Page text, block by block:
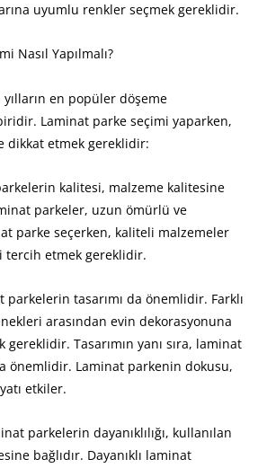
uyumlu renkler seçmek gereklidir.
Nasıl Yapılmalı?
en popüler döşeme
Laminat parke seçimi yaparken,
dikkat etmek gereklidir:
kalitesi, malzeme kalitesine
parkeler, uzun ömürlü ve
parke seçerken, kaliteli malzemeler
tercih etmek gereklidir.
parkelerin tasarımı da önemlidir. Farklı
arasından evin dekorasyonuna
gereklidir. Tasarımın yanı sıra, laminat
önemlidir. Laminat parkenin dokusu,
etkiler.
parkelerin dayanıklılığı, kullanılan
bağlıdır. Dayanıklı laminat